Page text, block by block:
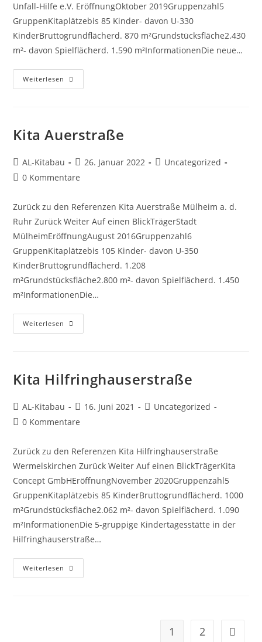
Unfall-Hilfe e.V. EröffnungOktober 2019Gruppenzahl5
GruppenKitaplätzebis 85 Kinder- davon U-330
KinderBruttogrundflächerd. 870 m²Grundstücksfläche2.430
m²- davon Spielflächerd. 1.590 m²InformationenDie neue…
Weiterlesen
Kita Auerstraße
AL-Kitabau 26. Januar 2022
Uncategorized
0 Kommentare
Zurück zu den Referenzen Kita Auerstraße Mülheim a. d.
Ruhr Zurück Weiter Auf einen BlickTrägerStadt
MülheimEröffnungAugust 2016Gruppenzahl6
GruppenKitaplätzebis 105 Kinder- davon U-350
KinderBruttogrundflächerd. 1.208
m²Grundstücksfläche2.800 m²- davon Spielflächerd. 1.450
m²InformationenDie…
Weiterlesen
Kita Hilfringhauserstraße
AL-Kitabau 16. Juni 2021
Uncategorized
0 Kommentare
Zurück zu den Referenzen Kita Hilfringhauserstraße
Wermelskirchen Zurück Weiter Auf einen BlickTrägerKita
Concept GmbHEröffnungNovember 2020Gruppenzahl5
GruppenKitaplätzebis 85 KinderBruttogrundflächerd. 1000
m²Grundstücksfläche2.062 m²- davon Spielflächerd. 1.090
m²InformationenDie 5-gruppige Kindertagesstätte in der
Hilfringhauserstraße…
Weiterlesen
1 2